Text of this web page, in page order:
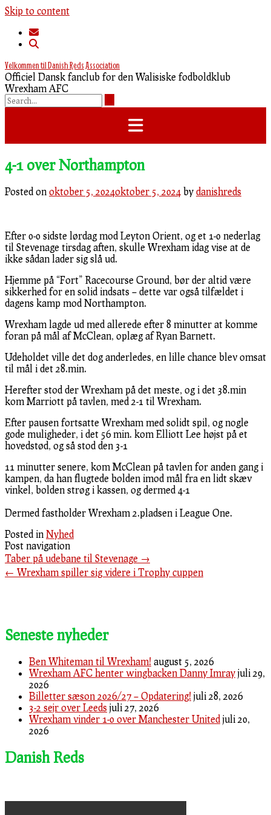
Skip to content
Velkommen til Danish Reds Association
Officiel Dansk fanclub for den Walisiske fodboldklub
Wrexham AFC
4-1 over Northampton
Posted on oktober 5, 2024oktober 5, 2024 by danishreds
Efter 0-0 sidste lørdag mod Leyton Orient, og et 1-0 nederlag
til Stevenage tirsdag aften, skulle Wrexham idag vise at de
ikke sådan lader sig slå ud.
Hjemme på “Fort” Racecourse Ground, bør der altid være
sikkerhed for en solid indsats – dette var også tilfældet i
dagens kamp mod Northampton.
Wrexham lagde ud med allerede efter 8 minutter at komme
foran på mål af McClean, oplæg af Ryan Barnett.
Udeholdet ville det dog anderledes, en lille chance blev omsat
til mål i det 28.min.
Herefter stod der Wrexham på det meste, og i det 38.min
kom Marriott på tavlen, med 2-1 til Wrexham.
Efter pausen fortsatte Wrexham med solidt spil, og nogle
gode muligheder, i det 56 min. kom Elliott Lee højst på et
hovedstød, og så stod den 3-1
11 minutter senere, kom McClean på tavlen for anden gang i
kampen, da han flugtede bolden imod mål fra en lidt skæv
vinkel, bolden strøg i kassen, og dermed 4-1
Dermed fastholder Wrexham 2.pladsen i League One.
Posted in Nyhed
Post navigation
Taber på udebane til Stevenage →
← Wrexham spiller sig videre i Trophy cuppen
Seneste nyheder
Ben Whiteman til Wrexham! august 5, 2026
Wrexham AFC henter wingbacken Danny Imray juli 29,
2026
Billetter sæson 2026/27 – Opdatering! juli 28, 2026
3-2 sejr over Leeds juli 27, 2026
Wrexham vinder 1-0 over Manchester United juli 20,
2026
Danish Reds